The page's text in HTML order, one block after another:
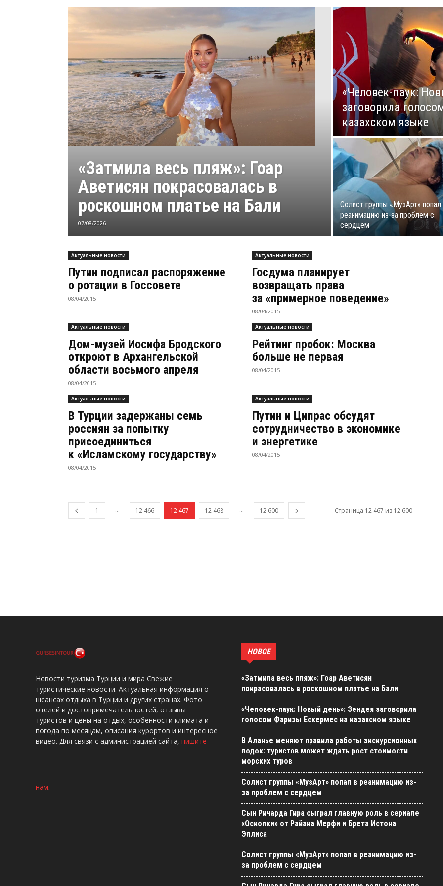
«Затмила весь пляж»: Гоар
Аветисян покрасовалась в
роскошном платье на Бали
07/08/2026
«Человек-паук:
заговорила
казахском языке
Солист группы «МузАрт» попал
реанимацию из-за проблем с
сердцем
Актуальные новости
Путин подписал распоряжение
о ротации в Госсовете
08/04/2015
Актуальные новости
Госдума планирует
возвращать права
за «примерное поведение»
08/04/2015
Актуальные новости
Дом-музей Иосифа Бродского
откроют в Архангельской
области восьмого апреля
08/04/2015
Актуальные новости
Рейтинг пробок: Москва
больше не первая
08/04/2015
Актуальные новости
В Турции задержаны семь
россиян за попытку
присоединиться
к «Исламскому государству»
08/04/2015
Актуальные новости
Путин и Ципрас обсудят
сотрудничество в экономике
и энергетике
08/04/2015
1 ... 12 466 12 467 12 468 ... 12 600 Страница 12 467 из 12 600
Новости туризма Турции и мира Свежие
туристические новости. Актуальная информация о
нюансах отдыха в Турции и других странах. Фото
отелей и достопримечательностей, отзывы
туристов и цены на отдых, особенности климата и
погода по месяцам, описания курортов и интересное
видео. Для связи с администрацией сайта, пишите
нам.
НОВОЕ
«Затмила весь пляж»: Гоар Аветисян
покрасовалась в роскошном платье на Бали
«Человек-паук: Новый день»: Зендея заговорила
голосом Фаризы Ескермес на казахском языке
В Аланье меняют правила работы экскурсионных
лодок: туристов может ждать рост стоимости
морских туров
Солист группы «МузАрт» попал в реанимацию из-
за проблем с сердцем
Сын Ричарда Гира сыграл главную роль в сериале
«Осколки» от Райана Мерфи и Брета Истона
Эллиса
Солист группы «МузАрт» попал в реанимацию из-
за проблем с сердцем